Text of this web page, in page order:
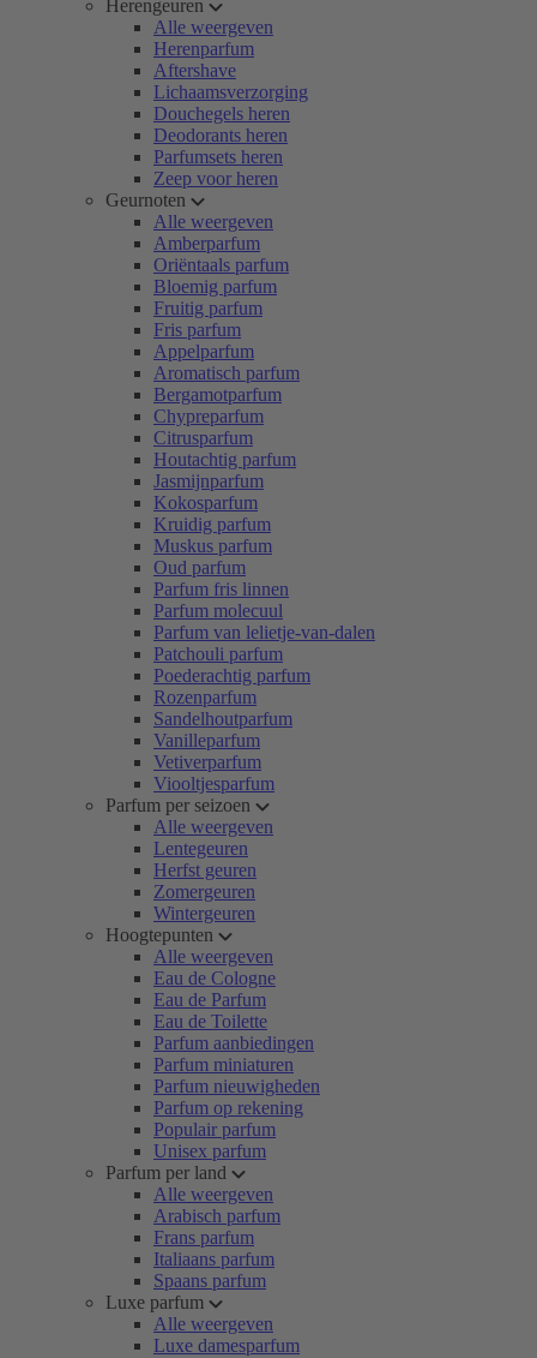
Herengeuren
Alle weergeven
Herenparfum
Aftershave
Lichaamsverzorging
Douchegels heren
Deodorants heren
Parfumsets heren
Zeep voor heren
Geurnoten
Alle weergeven
Amberparfum
Oriëntaals parfum
Bloemig parfum
Fruitig parfum
Fris parfum
Appelparfum
Aromatisch parfum
Bergamotparfum
Chypreparfum
Citrusparfum
Houtachtig parfum
Jasmijnparfum
Kokosparfum
Kruidig parfum
Muskus parfum
Oud parfum
Parfum fris linnen
Parfum molecuul
Parfum van lelietje-van-dalen
Patchouli parfum
Poederachtig parfum
Rozenparfum
Sandelhoutparfum
Vanilleparfum
Vetiverparfum
Viooltjesparfum
Parfum per seizoen
Alle weergeven
Lentegeuren
Herfst geuren
Zomergeuren
Wintergeuren
Hoogtepunten
Alle weergeven
Eau de Cologne
Eau de Parfum
Eau de Toilette
Parfum aanbiedingen
Parfum miniaturen
Parfum nieuwigheden
Parfum op rekening
Populair parfum
Unisex parfum
Parfum per land
Alle weergeven
Arabisch parfum
Frans parfum
Italiaans parfum
Spaans parfum
Luxe parfum
Alle weergeven
Luxe damesparfum